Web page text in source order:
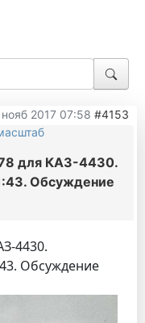
2017 07:58 #4153
для КАЗ-4430.
Обсуждение
4430.
Обсуждение